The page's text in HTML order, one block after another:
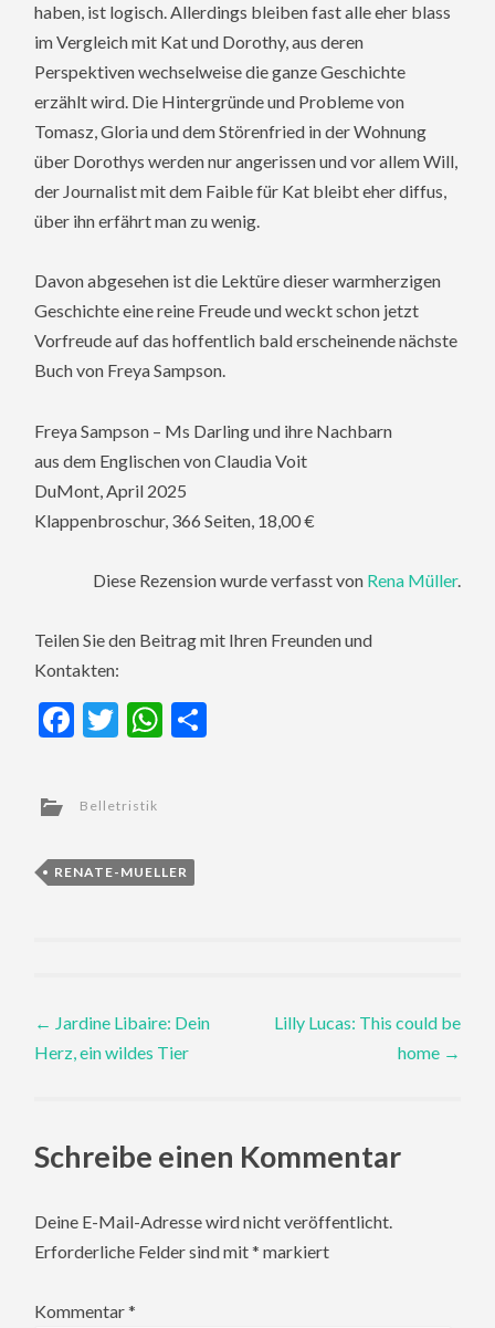
haben, ist logisch. Allerdings bleiben fast alle eher blass
im Vergleich mit Kat und Dorothy, aus deren
Perspektiven wechselweise die ganze Geschichte
erzählt wird. Die Hintergründe und Probleme von
Tomasz, Gloria und dem Störenfried in der Wohnung
über Dorothys werden nur angerissen und vor allem Will,
der Journalist mit dem Faible für Kat bleibt eher diffus,
über ihn erfährt man zu wenig.
Davon abgesehen ist die Lektüre dieser warmherzigen
Geschichte eine reine Freude und weckt schon jetzt
Vorfreude auf das hoffentlich bald erscheinende nächste
Buch von Freya Sampson.
Freya Sampson – Ms Darling und ihre Nachbarn
aus dem Englischen von Claudia Voit
DuMont, April 2025
Klappenbroschur, 366 Seiten, 18,00 €
Diese Rezension wurde verfasst von Rena Müller.
Teilen Sie den Beitrag mit Ihren Freunden und
Kontakten:
Facebook
TwitterWhatsApp
Belletristik
RENATE-MUELLER
Post
navigation
← Jardine Libaire: Dein
Herz, ein wildes Tier
Lilly Lucas: This could be
home →
Schreibe einen Kommentar
Deine E-Mail-Adresse wird nicht veröffentlicht.
Erforderliche Felder sind mit* markiert
Kommentar*